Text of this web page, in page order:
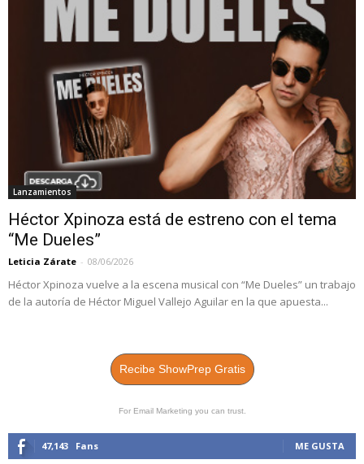
Lanzamientos
Héctor Xpinoza está de estreno con el tema
“Me Dueles”
Leticia Zárate - 08/06/2026
Héctor Xpinoza vuelve a la escena musical con “Me Dueles” un trabajo
de la autoría de Héctor Miguel Vallejo Aguilar en la que apuesta...
Recibe ShowPrep Gratis
For Email Marketing you can trust.
47,143 Fans ME GUSTA